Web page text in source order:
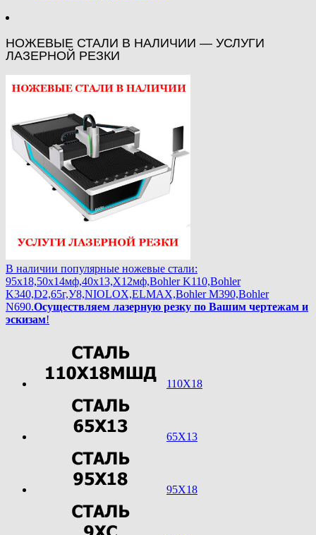
НОЖЕВЫЕ СТАЛИ В НАЛИЧИИ — УСЛУГИ
ЛАЗЕРНОЙ РЕЗКИ
В наличии популярные ножевые стали:
95х18,50х14мф,40х13,Х12мф,Bohler K110,Bohler
K340,D2,65г,У8,NIOLOX,ELMAX,Bohler М390,Bohler
N690.Осуществляем лазерную резку по Вашим чертежам и
эскизам!
110Х18
65Х13
95Х18